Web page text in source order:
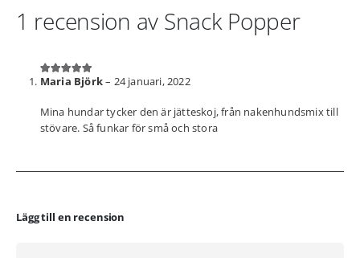
1 recension av Snack Popper
5av 5
Maria Björk– 24 januari, 2022
Mina hundar tycker den är jätteskoj, från nakenhundsmix till
stövare. Så funkar för små och stora
Lägg till en recension